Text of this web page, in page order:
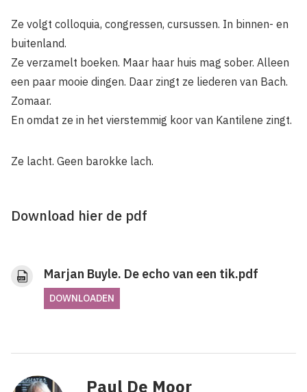
Ze volgt colloquia, congressen, cursussen. In binnen- en
buitenland.
Ze verzamelt boeken. Maar haar huis mag sober. Alleen
een paar mooie dingen. Daar zingt ze liederen van Bach.
Zomaar.
En omdat ze in het vierstemmig koor van Kantilene zingt.
Ze lacht. Geen barokke lach.
Download hier de pdf
Marjan Buyle. De echo van een tik.pdf
DOWNLOADEN
Paul De Moor